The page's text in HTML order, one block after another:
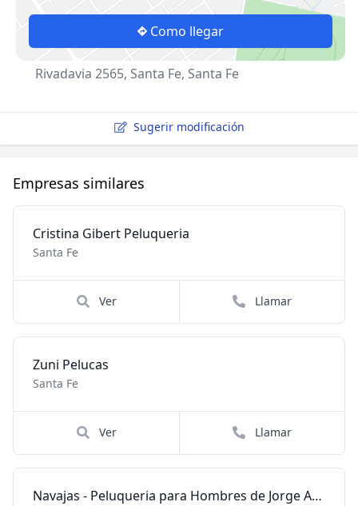
Como llegar
Rivadavia 2565, Santa Fe, Santa Fe
Sugerir modificación
Empresas similares
Cristina Gibert Peluqueria
Santa Fe
Ver Llamar
Zuni Pelucas
Santa Fe
Ver Llamar
Navajas - Peluqueria para Hombres de Jorge Acevedo